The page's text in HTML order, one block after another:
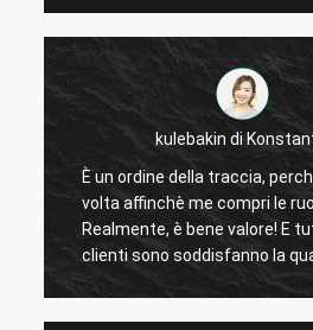
kulebakin di
È un ordine della traccia,
volta affinchè me compri le
Realmente, è bene valore! E
clienti sono soddisfanno la
spianando un nuovo ordine, la